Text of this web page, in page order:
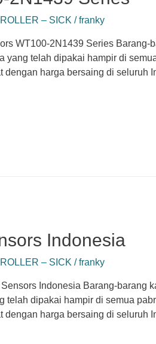
– SICK /franky
WT100-2N1439 Series
yang telah dipakai hampir di
dengan harga bersaing di seluruh
Indonesia
– SICK /franky
Indonesia Barang-barang
telah dipakai hampir di semua
dengan harga bersaing di seluruh